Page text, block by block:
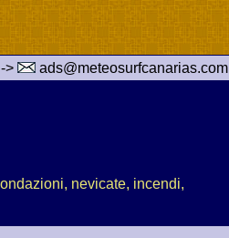
> ads@meteosurfcanarias.com
nevicate, incendi,